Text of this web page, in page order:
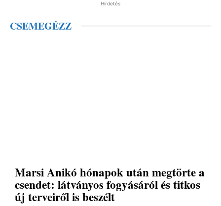
Hirdetés
CSEMEGÉZZ
Marsi Anikó hónapok után megtörte a
csendet: látványos fogyásáról és titkos
új terveiről is beszélt